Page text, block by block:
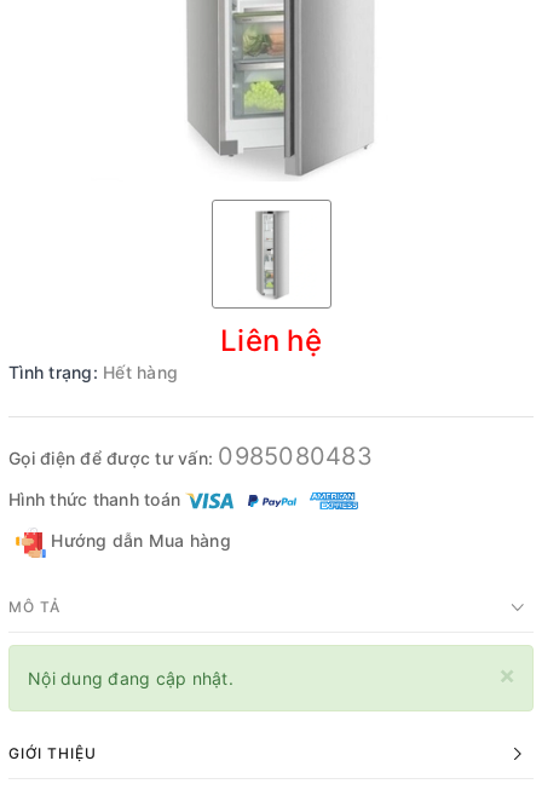
Liên hệ
Tình trạng: Hết hàng
Gọi điện để được tư vấn: 0985080483
Hình thức thanh toán
Hướng dẫn Mua hàng
MÔ TẢ
×
Nội dung đang cập nhật.
GIỚI THIỆU